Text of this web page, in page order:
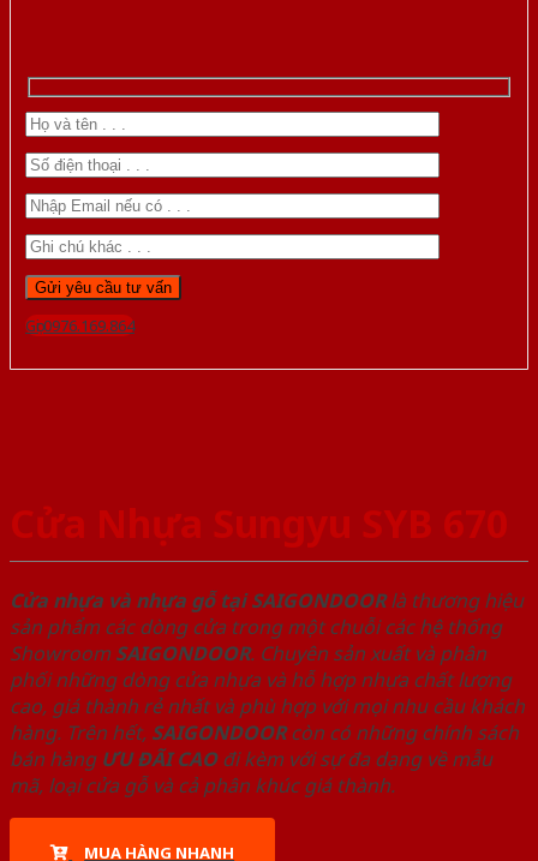
Gọi 0976.169.864
Cửa Nhựa Sungyu SYB 670
Cửa nhựa và nhựa gỗ tại SAIGONDOORlà thương hiệu
sản phẩm các dòng cửa trong một chuỗi các hệ thống
Showroom SAIGONDOOR. Chuyên sản xuất và phân
phối những dòng cửa nhựa và hỗ hợp nhựa chất lượng
cao, giá thành rẻ nhất và phù hợp với mọi nhu cầu khách
hàng. Trên hết, SAIGONDOORcòn có những chính sách
bán hàng ƯU ĐÃI CAOđi kèm với sự đa dạng về mẫu
mã, loại cửa gỗ và cả phân khúc giá thành.
MUA HÀNG NHANH